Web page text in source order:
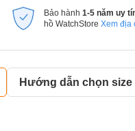
Bảo hành 1-5 năm uy
hồ WatchStore Xem địa
Hướng dẫn chọn size